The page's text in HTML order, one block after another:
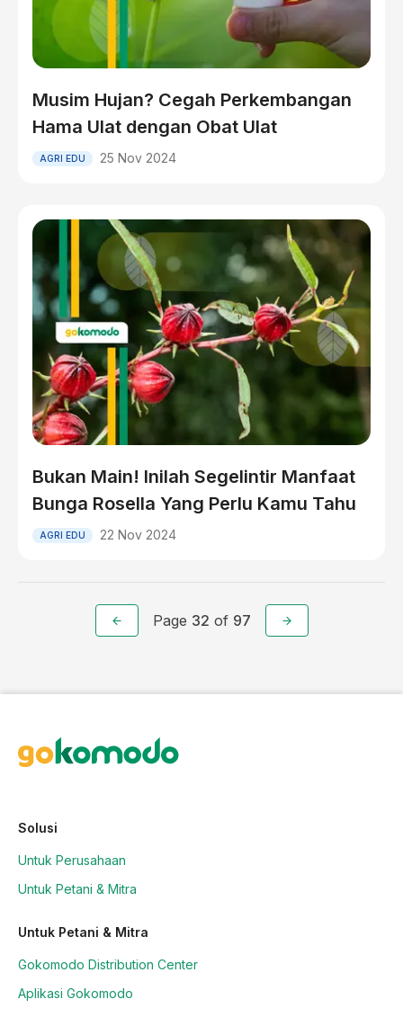
Musim Hujan? Cegah Perkembangan
Hama Ulat dengan Obat Ulat
AGRI EDU 25 Nov 2024
Bukan Main! Inilah Segelintir Manfaat
Bunga Rosella Yang Perlu Kamu Tahu
AGRI EDU 22 Nov 2024
Page 32 of 97
Solusi
Untuk Perusahaan
Untuk Petani & Mitra
Untuk Petani & Mitra
Gokomodo Distribution Center
Aplikasi Gokomodo